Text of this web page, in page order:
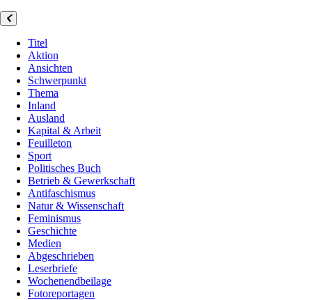
Titel
Aktion
Ansichten
Schwerpunkt
Thema
Inland
Ausland
Kapital & Arbeit
Feuilleton
Sport
Politisches Buch
Betrieb & Gewerkschaft
Antifaschismus
Natur & Wissenschaft
Feminismus
Geschichte
Medien
Abgeschrieben
Leserbriefe
Wochenendbeilage
Fotoreportagen